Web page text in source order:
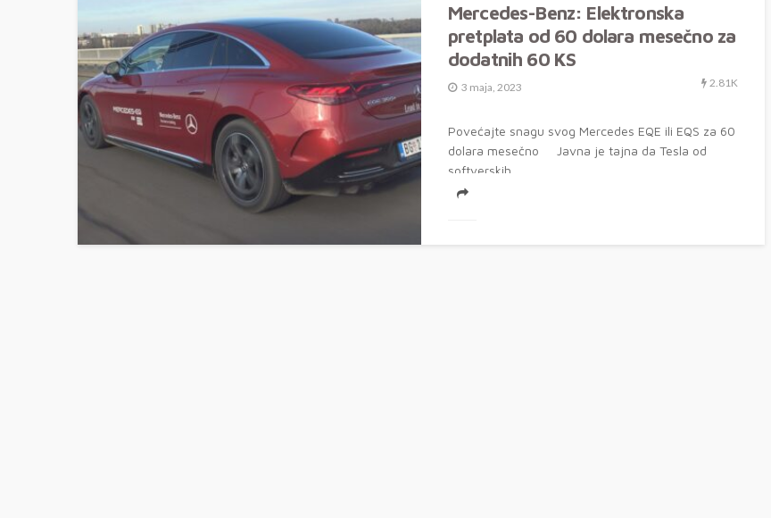
Mercedes-Benz: Elektronska
pretplata od 60 dolara mesečno za
dodatnih 60 KS
3 maja, 2023 2.81K
Povećajte snagu svog Mercedes EQE ili EQS za 60
dolara mesečno Javna je tajna da Tesla od
softverskih...